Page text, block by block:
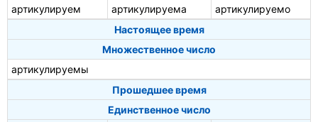
артикулируем
артикулируема
артикулируемо
Настоящее время
Множественное число
артикулируемы
Прошедшее время
Единственное число